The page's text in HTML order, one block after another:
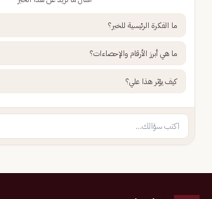
ما الفكرة الرئيسية للخبر؟
ما هي أبرز الأرقام والإحصاءات؟
كيف يؤثر هذا علي؟